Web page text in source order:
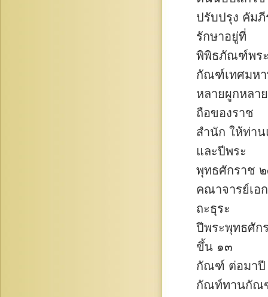
ปรับปรุง คัมภี
รักษาอยู่ที่
พิพิธภัณฑ์พร
กัณฑ์เทศมห
หลายผูกหลา
ถือของราช
สำนัก ให้ท่า
และปีพระ
พุทธศักราช
คณาจารย์เอ
ถะธุระ
ปีพระพุทธศัก
ขึ้น ๑๓
กัณฑ์ ต่อมาปี
กัณท์ทานกัณ